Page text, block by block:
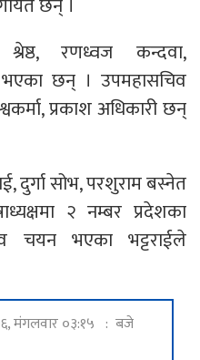
श्रेष्ठ, रणध्वज कन्दवा,
भएका छन् । उपमहासचिव
प्रकाश अधिकारी छन्
दुर्गा सोभ, परशुराम बस्नेत
२ नम्बर प्रदेशका
चयन भएका भट्टराईले
मंगलवार ०३:१५ : बजे